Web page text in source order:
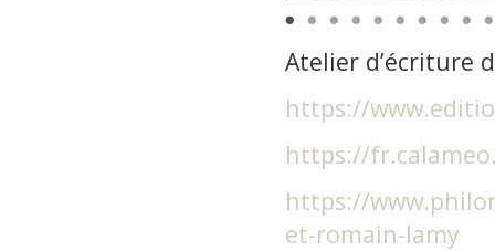
Atelier d’écriture
https://
https://
https://
et-romain-lamy